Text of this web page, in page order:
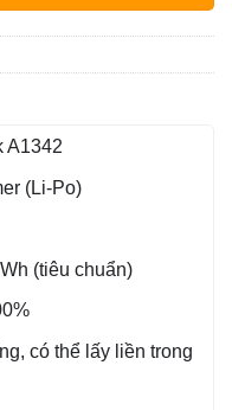
A1342
(Li-Po)
(tiêu chuẩn)
có thể lấy liền trong